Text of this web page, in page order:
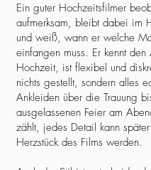
Ein guter Hochzeitsfilmer
aufmerksam, bleibt dabei im
und weiß, wann er welche
einfangen muss. Er kennt
Hochzeit, ist flexibel und
nichts gestellt, sondern alles
Ankleiden über die Trauung
ausgelassenen Feier am
zählt, jedes Detail kann
Herzstück des Films werden.